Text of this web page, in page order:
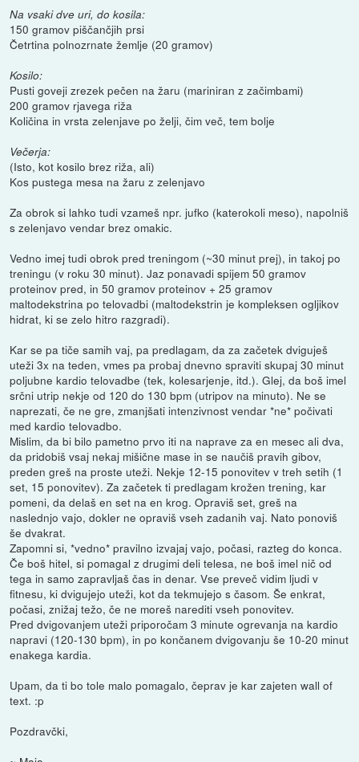
Na vsaki dve uri, do kosila:
150 gramov piščančjih prsi
Četrtina polnozrnate žemlje (20 gramov)
Kosilo:
Pusti goveji zrezek pečen na žaru (mariniran z začimbami)
200 gramov rjavega riža
Količina in vrsta zelenjave po želji, čim več, tem bolje
Večerja:
(Isto, kot kosilo brez riža, ali)
Kos pustega mesa na žaru z zelenjavo
Za obrok si lahko tudi vzameš npr. jufko (katerokoli meso), napolniš
s zelenjavo vendar brez omakic.
Vedno imej tudi obrok pred treningom (~30 minut prej), in takoj po
treningu (v roku 30 minut). Jaz ponavadi spijem 50 gramov
proteinov pred, in 50 gramov proteinov + 25 gramov
maltodekstrina po telovadbi (maltodekstrin je kompleksen ogljikov
hidrat, ki se zelo hitro razgradi).
Kar se pa tiče samih vaj, pa predlagam, da za začetek dviguješ
uteži 3x na teden, vmes pa probaj dnevno spraviti skupaj 30 minut
poljubne kardio telovadbe (tek, kolesarjenje, itd.). Glej, da boš imel
srčni utrip nekje od 120 do 130 bpm (utripov na minuto). Ne se
naprezati, če ne gre, zmanjšati intenzivnost vendar *ne* počivati
med kardio telovadbo.
Mislim, da bi bilo pametno prvo iti na naprave za en mesec ali dva,
da pridobiš vsaj nekaj mišične mase in se naučiš pravih gibov,
preden greš na proste uteži. Nekje 12-15 ponovitev v treh setih (1
set, 15 ponovitev). Za začetek ti predlagam krožen trening, kar
pomeni, da delaš en set na en krog. Opraviš set, greš na
naslednjo vajo, dokler ne opraviš vseh zadanih vaj. Nato ponoviš
še dvakrat.
Zapomni si, *vedno* pravilno izvajaj vajo, počasi, razteg do konca.
Če boš hitel, si pomagal z drugimi deli telesa, ne boš imel nič od
tega in samo zapravljaš čas in denar. Vse preveč vidim ljudi v
fitnesu, ki dvigujejo uteži, kot da tekmujejo s časom. Še enkrat,
počasi, znižaj težo, če ne moreš narediti vseh ponovitev.
Pred dvigovanjem uteži priporočam 3 minute ogrevanja na kardio
napravi (120-130 bpm), in po končanem dvigovanju še 10-20 minut
enakega kardia.
Upam, da ti bo tole malo pomagalo, čeprav je kar zajeten wall of
text. :p
Pozdravčki,